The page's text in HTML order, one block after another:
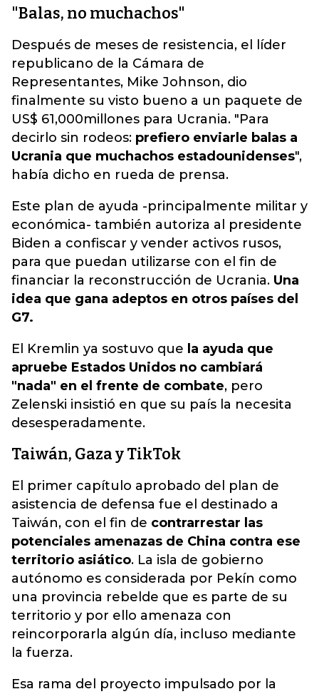
"Balas, no muchachos"
Después de meses de resistencia, el líder
republicano de la Cámara de
Representantes, Mike Johnson, dio
finalmente su visto bueno a un paquete de
US$ 61,000millones para Ucrania. "Para
decirlo sin rodeos: prefiero enviarle balas a
Ucrania que muchachos estadounidenses",
había dicho en rueda de prensa.
Este plan de ayuda -principalmente militar y
económica- también autoriza al presidente
Biden a confiscar y vender activos rusos,
para que puedan utilizarse con el fin de
financiar la reconstrucción de Ucrania. Una
idea que gana adeptos en otros países del
G7.
El Kremlin ya sostuvo que la ayuda que
apruebe Estados Unidos no cambiará
"nada" en el frente de combate, pero
Zelenski insistió en que su país la necesita
desesperadamente.
Taiwán, Gaza y TikTok
El primer capítulo aprobado del plan de
asistencia de defensa fue el destinado a
Taiwán, con el fin de contrarrestar las
potenciales amenazas de China contra ese
territorio asiático. La isla de gobierno
autónomo es considerada por Pekín como
una provincia rebelde que es parte de su
territorio y por ello amenaza con
reincorporarla algún día, incluso mediante
la fuerza.
Esa rama del proyecto impulsado por la